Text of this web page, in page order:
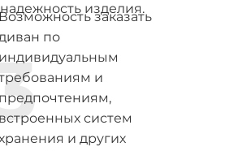
надежность изделия.
Возможность заказать
по
индивидуальным
и
предпочтениям,
встроенных систем
и других